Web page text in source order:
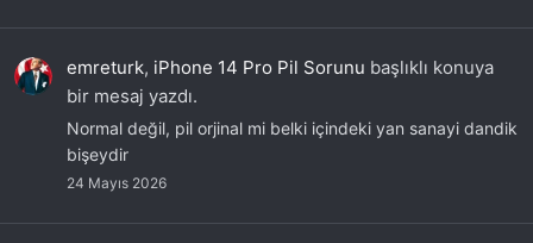
emreturk, iPhone 14 Pro Pil Sorunu başlıklı konuya
bir mesaj yazdı.
Normal değil, pil orjinal mi belki içindeki yan sanayi dandik
bişeydir
24 Mayıs 2026